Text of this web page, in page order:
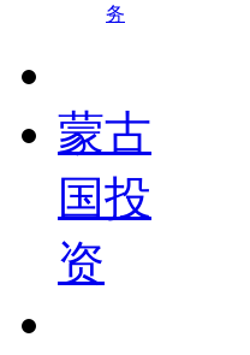
务
蒙古
国投
资